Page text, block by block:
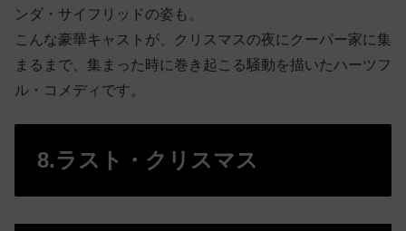
ンダ・サイフリッドの姿も。
こんな豪華キャストが、クリスマスの夜にクーパー家に集
まるまで、集まった時に巻き起こる騒動を描いたハーツフ
ル・コメディです。
8.ラスト・クリスマス